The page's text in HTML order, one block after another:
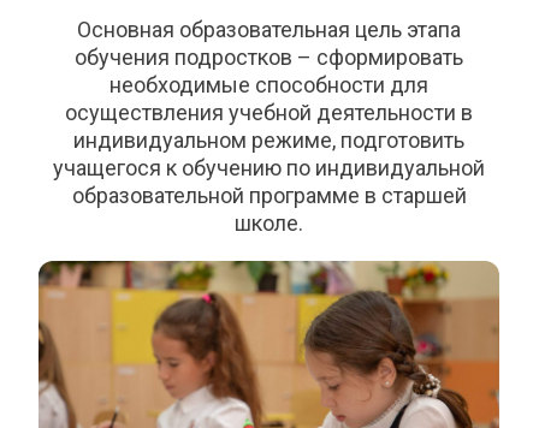
Основная образовательная цель этапа
обучения подростков – сформировать
необходимые способности для
осуществления учебной деятельности в
индивидуальном режиме, подготовить
учащегося к обучению по индивидуальной
образовательной программе в старшей
школе.